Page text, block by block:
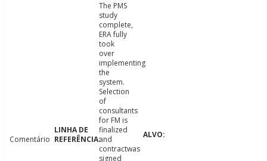
Comentário
The PMS
study
complete,
ERA fully
took
over
implementing
the
system.
Selection
of
consultants
for FM is
finalized
and
contractwas
signed